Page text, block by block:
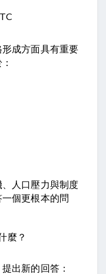
成方面具有重要
人口壓力與制度
個更根本的問
麼？
出新的回答：